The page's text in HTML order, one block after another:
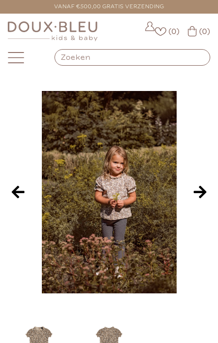
VANAF €500,00 GRATIS VERZENDING
VOOR 16:00 BESTELD = VANDAAG VERZONDEN
(0) (0)